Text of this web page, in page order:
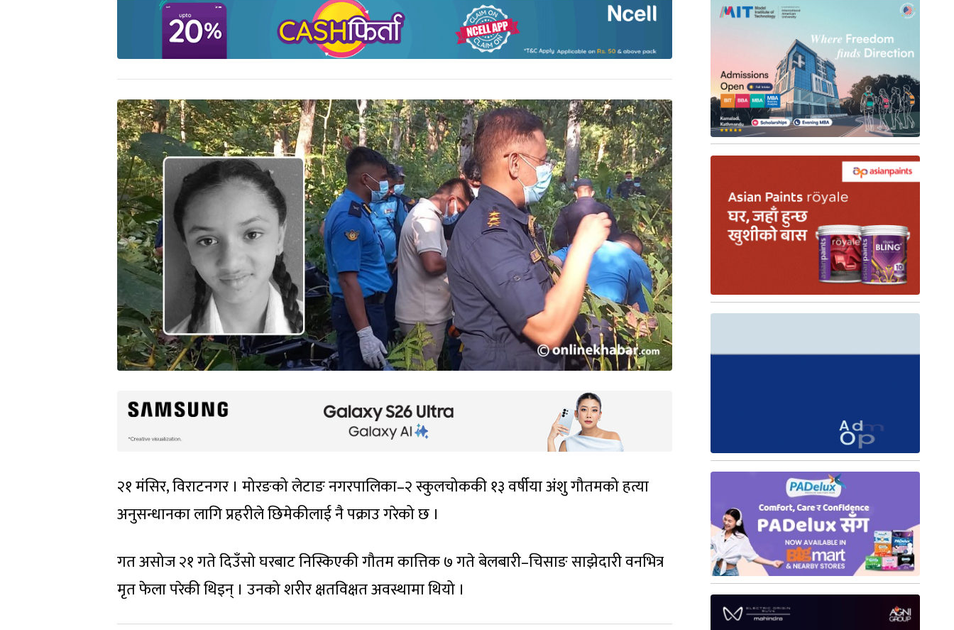
२१ मंसिर, विराटनगर । मोरङको लेटाङ नगरपालिका–२ स्कुलचोककी १३ वर्षीया अंशु गौतमको हत्या
अनुसन्धानका लागि प्रहरीले छिमेकीलाई नै पक्राउ गरेको छ ।
गत असोज २१ गते दिउँसो घरबाट निस्किएकी गौतम कात्तिक ७ गते बेलबारी–चिसाङ साझेदारी वनभित्र
मृत फेला परेकी थिइन् । उनको शरीर क्षतविक्षत अवस्थामा थियो ।